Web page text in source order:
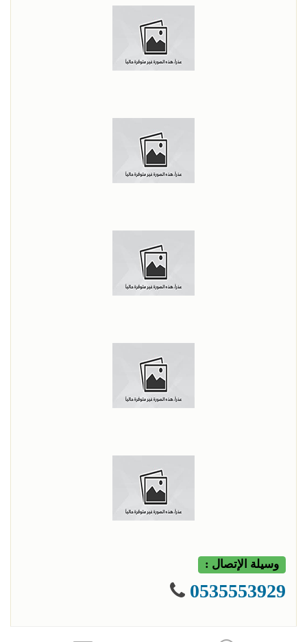
وسيلة الإتصال :
0535553929